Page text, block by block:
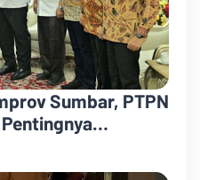
Sumbar, PTPN
Kebun